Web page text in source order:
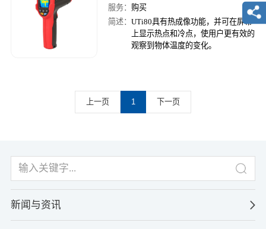
服务： 购买
简述：UTi80具有热成像功能，并可在屏幕
上显示热点和冷点，使用户更有效的
观察到物体温度的变化。
上一页 1 下一页
新闻与资讯